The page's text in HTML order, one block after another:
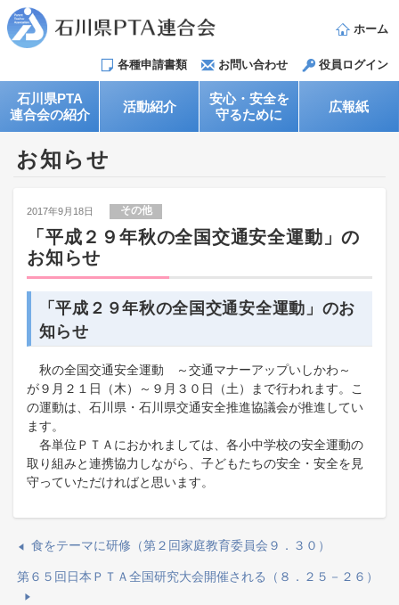
ホーム
各種申請書類 お問い合わせ 役員ログイン
石川県PTA
連合会の紹介
活動紹介
安心・安全を
守るために
広報紙
お知らせ
2017年9月18日 その他
「平成２９年秋の全国交通安全運動」の
お知らせ
「平成２９年秋の全国交通安全運動」のお
知らせ
秋の全国交通安全運動 ～交通マナーアップいしかわ～
が９月２１日（木）～９月３０日（土）まで行われます。こ
の運動は、石川県・石川県交通安全推進協議会が推進してい
ます。
各単位ＰＴＡにおかれましては、各小中学校の安全運動の
取り組みと連携協力しながら、子どもたちの安全・安全を見
守っていただければと思います。
食をテーマに研修（第２回家庭教育委員会９．３０）
第６５回日本ＰＴＡ全国研究大会開催される（８．２５－２６）